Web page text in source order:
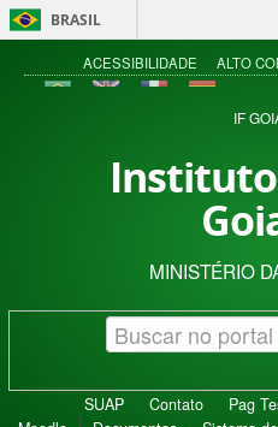
BRASIL
ACESSIBILIDADE ALTO
IF
MINISTÉRIO
SUAP Contato Pag